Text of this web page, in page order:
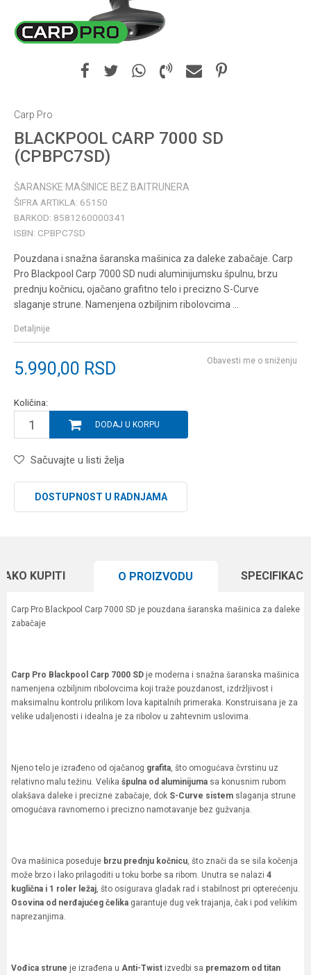
Carp Pro
BLACKPOOL CARP 7000 SD
(CPBPC7SD)
ŠARANSKE MAŠINICE BEZ BAITRUNERA
ŠIFRA ARTIKLA: 65150
BARKOD: 8581260000341
ISBN: CPBPC7SD
Pouzdana i snažna šaranska mašinica za daleke zabačaje. Carp
Pro Blackpool Carp 7000 SD nudi aluminijumsku špulnu, brzu
prednju kočnicu, ojačano grafitno telo i precizno S-Curve
slaganje strune. Namenjena ozbiljnim ribolovcima
Detaljnije
5.990,00 RSD Obavesti me o sniženju
Količina:
DODAJ U KORPU
Sačuvajte u listi želja
DOSTUPNOST U RADNJAMA
KUPITI O PROIZVODU
Carp Pro Blackpool Carp 7000 SD je pouzdana šaranska mašinica za daleke
zabačaje
Carp Pro Blackpool Carp 7000 SD je moderna i snažna šaranska mašinica
namenjena ozbiljnim ribolovcima koji traže pouzdanost, izdržljivost i
maksimalnu kontrolu prilikom lova kapitalnih primeraka. Konstruisana je za
velike udaljenosti i idealna je za ribolov u zahtevnim uslovima.
Njeno telo je izrađeno od ojačanog grafita, što omogućava čvrstinu uz
relativno malu težinu. Velika špulna od aluminijuma sa konusnim rubom
olakšava daleke i precizne zabačaje, dok S-Curve sistem slaganja strune
omogućava ravnomerno i precizno namotavanje bez gužvanja.
Ova mašinica poseduje brzu prednju kočnicu, što znači da se sila kočenja
može brzo i lako prilagoditi u toku borbe sa ribom. Unutra se nalazi 4
kuglična i 1 roler ležaj, što osigurava gladak rad i stabilnost pri opterećenju.
Osovina od nerđajućeg čelika garantuje dug vek trajanja, čak i pod velikim
naprezanjima.
Vođica strune je izrađena u Anti-Twist izvedbi sa premazom od titan